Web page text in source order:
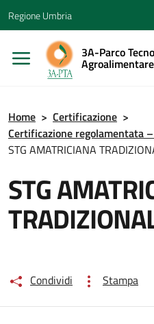
Vai al menu di navigazione
Vai al footer
Regione Umbria
3A-Parco
Home > Certificazione >
Certificazione regolamentata
STG AMATRICIANA
STG
Condividi Stampa